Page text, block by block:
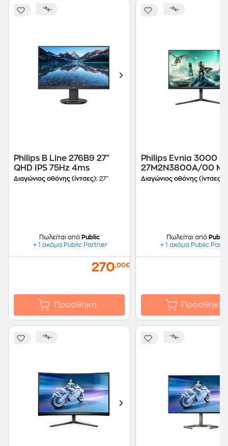
Philips B Line 276B9 27"
QHD IPS 75Hz 4ms
Διαγώνιος οθόνης (ίντσες): 27"
Πωλείται από Public
+ 1 ακόμα Public Partner
270,00€
Προσθήκη
Philips Evnia 3000
27M2N3800A/00
27" 4K Ultra HD IPS
Διαγώνιος οθόνης (ίντσες):
Πωλείται από Public
+ 1 ακόμα Public
Προσθήκη